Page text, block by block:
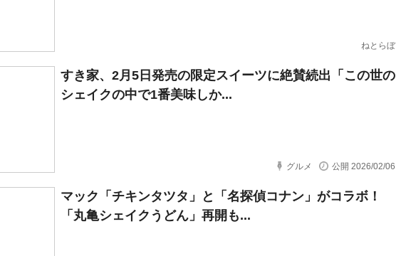
ねとらぼ
すき家、2月5日発売の限定スイーツに絶賛続出「この世の
シェイクの中で1番美味しか...
グルメ 公開 2026/02/06
マック「チキンタツタ」と「名探偵コナン」がコラボ！
「丸亀シェイクうどん」再開も...